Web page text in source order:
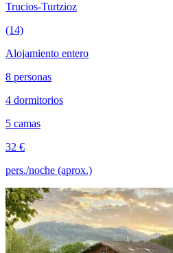
Trucios-Turtzioz
(14)
Alojamiento entero
8 personas
4 dormitorios
5 camas
32 €
pers./noche (aprox.)